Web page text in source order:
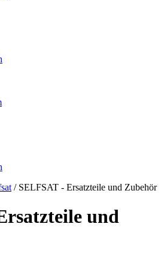
/SELFSAT - Ersatzteile und Zubehör
und